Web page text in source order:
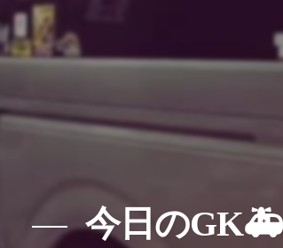
今日のGK🚑